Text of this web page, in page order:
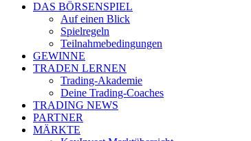
DAS BÖRSENSPIEL
Auf einen Blick
Spielregeln
Teilnahmebedingungen
GEWINNE
TRADEN LERNEN
Trading-Akademie
Deine Trading-Coaches
TRADING NEWS
PARTNER
MÄRKTE